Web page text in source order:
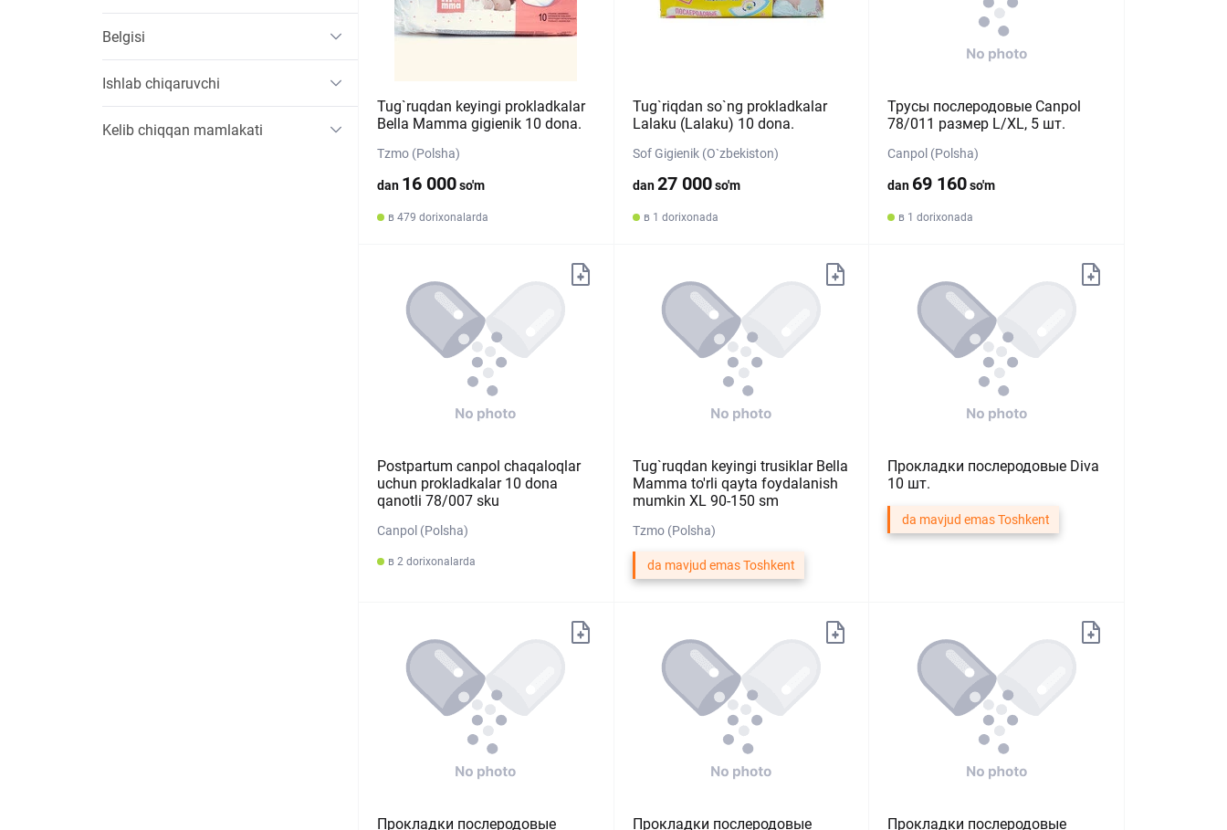
Belgisi
Ishlab chiqaruvchi
Kelib chiqqan mamlakati
Tug`ruqdan keyingi prokladkalar
Bella Mamma gigienik 10 dona.
Tzmo (Polsha)
dan 16 000so'm
в 479 dorixonalarda
Tug`riqdan so`ng prokladkalar
Lalaku (Lalaku) 10 dona.
Sof Gigienik (O`zbekiston)
dan27 000so'm
в 1 dorixonada
Трусы послеродовые Canpol
78/011 размер L/XL, 5 шт.
Canpol (Polsha)
dan 69 160so'm
в 1 dorixonada
Postpartum canpol chaqaloqlar
uchun prokladkalar 10 dona
qanotli 78/007 sku
Canpol (Polsha)
в 2 dorixonalarda
Tug`ruqdan keyingi trusiklar Bella
Mamma to'rli qayta foydalanish
mumkin XL 90-150 sm
Tzmo (Polsha)
da mavjud emas Toshkent
Прокладки послеродовые Diva
10 шт.
da mavjud emas Toshkent
Прокладки послеродовые
Прокладки послеродовые
Прокладки послеродовые